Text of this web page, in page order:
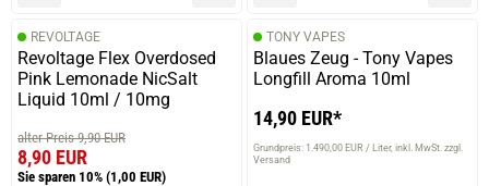
REVOLTAGE
Revoltage Flex Overdosed
Pink Lemonade NicSalt
Liquid 10ml / 10mg
alter Preis 9,90 EUR
8,90 EUR
Sie sparen 10% (1,00 EUR)
TONY VAPES
Blaues Zeug - Tony Vapes
Longfill Aroma 10ml
14,90 EUR*
Grundpreis: 1.490,00 EUR / Liter inkl. MwSt. zzgl.
Versand